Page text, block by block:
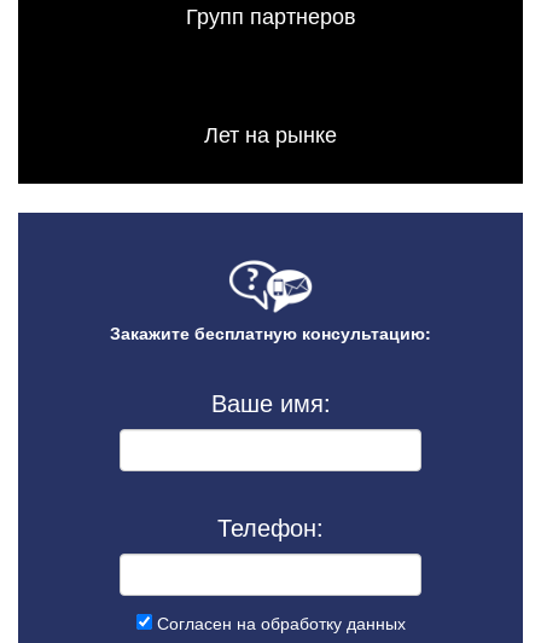
Групп партнеров
Лет на рынке
Закажите бесплатную консультацию:
Ваше имя:
Телефон:
Согласен на обработку данных